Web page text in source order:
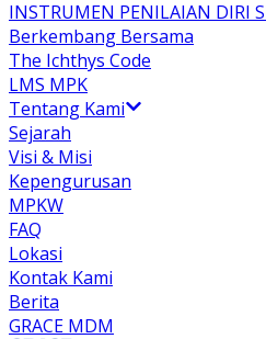
INSTRUMEN PENILAIAN DIRI
Berkembang Bersama
The Ichthys Code
LMS MPK
Tentang Kami
Sejarah
Visi & Misi
Kepengurusan
MPKW
FAQ
Lokasi
Kontak Kami
Berita
GRACE MDM